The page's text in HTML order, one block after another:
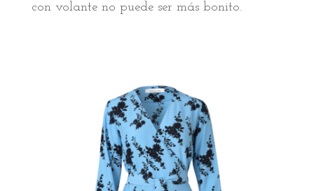
con volante no puede ser más bonito.